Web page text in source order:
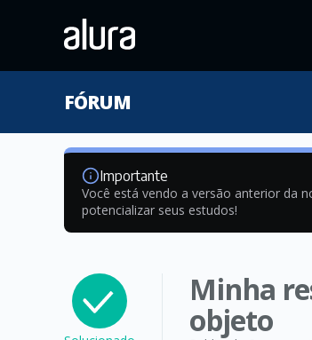
FÓRUM
Importante
Você está vendo a versão anterior da
potencializar seus estudos!
Minha
objeto